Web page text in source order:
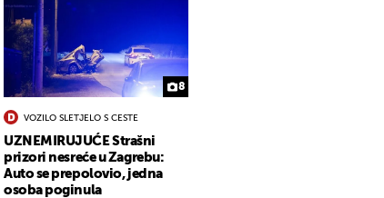
8
VOZILO SLETJELO S CESTE
UZNEMIRUJUĆE Strašni
prizori nesreće u Zagrebu:
Auto se prepolovio, jedna
osoba poginula